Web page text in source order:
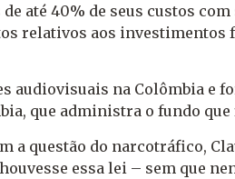
até 40% de seus custos
relativos aos investimentos
audiovisuais na Colômbia e
que administra o fundo
questão do narcotráfico,
essa lei – sem que